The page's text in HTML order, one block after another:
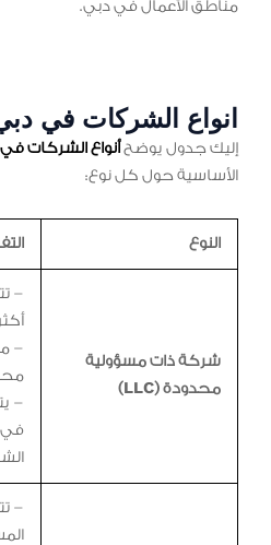
مناطق الأعمال في دبي.
انواع الشركات في
إليك جدول يوضح أنواع الشركات
الأساسية حول كل نوع:
النوع
شركة ذات مسؤولية
محدودة (LLC)
–
–
–
في
–